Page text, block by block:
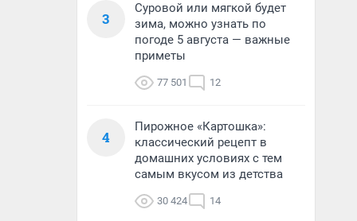
3
Суровой или мягкой будет
зима, можно узнать по
погоде 5 августа — важные
приметы
77 501 12
4
Пирожное «Картошка»:
классический рецепт в
домашних условиях с тем
самым вкусом из детства
30 424 14